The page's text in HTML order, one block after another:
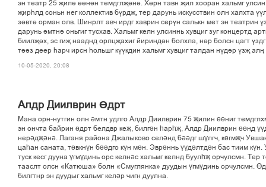
эн театр 25 љилі ґґнін темдглљіні. Хґрн тавн љил хооран хальмг
љирєлд соньн нег коллектив бўрдљ, тер дарунь искусствин олн халхта
зґвті орман олв. Шинрлт авч ирдг хаврин серўн салькн мет эн театрин
дарунь імтні оньгиг тусхав. Хальмг келн улсиннь хувциг зуг концертд
биилљіх, эс гиљ нааднд орлцљахиг йириндін болхла, нір болсн цагт
тііз деер єарч ирсн єольшг кўўкдин хальмг хувциг талдан нўдір ўзљ алњ
10-05-2020, 20:08
Алдр Диилврин Өдрт
Мана орн-нутгин олн әмтн удлго Алдр Диилврин 75 җилин өөниг
эн ончта байрин өдрт белдвр кеҗ, билгән һарһҗ, Алдр Диилврин өөнд
нерәдҗәнә. Лаганя района Джалыково селәнд бәәдг шүлгч, көгмҗч
цаһан саната, төвкнүн бәәдго күн мөн. Эврәннь үүдәлтдән бас тиим
туск кесг дууна үгмүдинь орс келнәс хальмг келнд буулһҗ орчулсмн. Тер
тааслт олсн «Катюша» болн «Смуглянка» дуудын үгмүдинь орчулсмн.
билгтнр эн дуудыг хальмг келәр чигн дуулна.